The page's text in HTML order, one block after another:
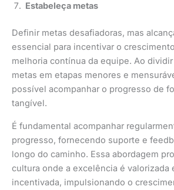
Estabeleça metas
Definir metas desafiadoras, mas
essencial para incentivar o
melhoria contínua da equipe. Ao
metas em etapas menores e
possível acompanhar o progresso de
tangível.
É fundamental acompanhar
progresso, fornecendo suporte e
longo do caminho. Essa abordagem
cultura onde a excelência é valorizada
incentivada, impulsionando o